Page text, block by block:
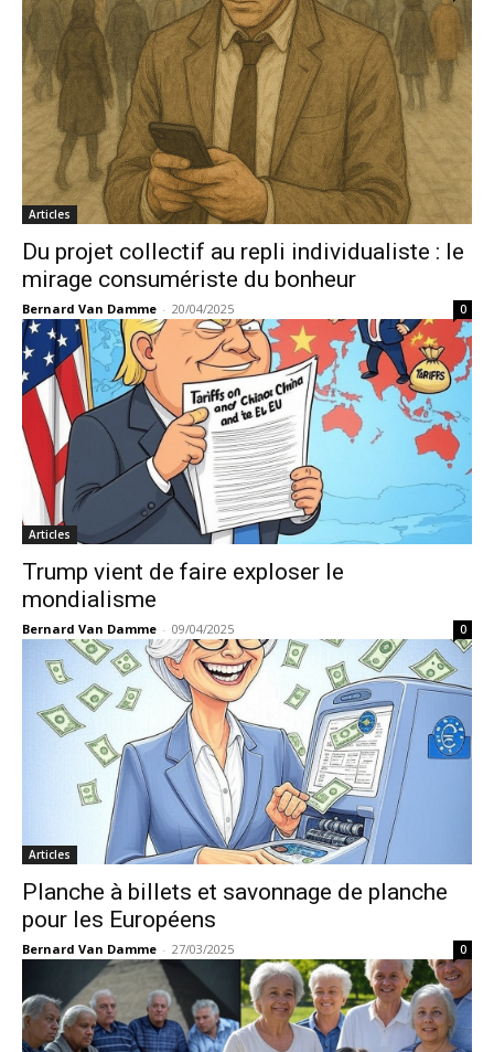
Articles
Du projet collectif au repli individualiste : le
mirage consumériste du bonheur
Bernard Van Damme - 20/04/2025 0
Articles
Trump vient de faire exploser le
mondialisme
Bernard Van Damme - 09/04/2025 0
Articles
Planche à billets et savonnage de planche
pour les Européens
Bernard Van Damme - 27/03/2025 0